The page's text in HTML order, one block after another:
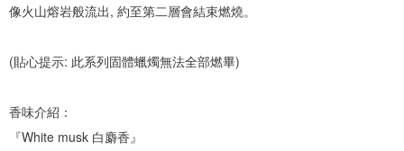
像火山熔岩般流出, 約至第二層會結束燃燒。
(貼心提示: 此系列固體蠟燭無法全部燃畢)
香味介紹：
『White musk 白麝香』